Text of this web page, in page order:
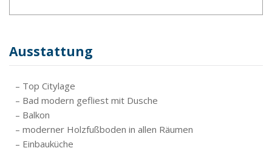
Ausstattung
– Top Citylage
– Bad modern gefliest mit Dusche
– Balkon
– moderner Holzfußboden in allen Räumen
– Einbauküche